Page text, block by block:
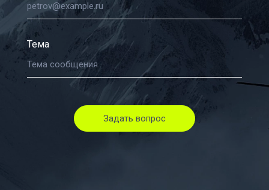
Тема
Задать вопрос